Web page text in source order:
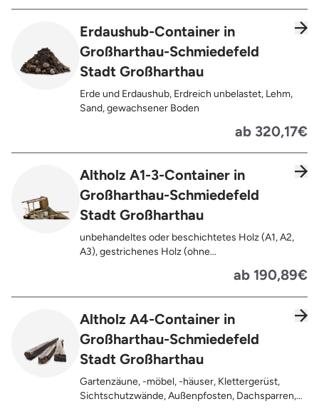
Teppiche, Gardinen, Gipswände/
Türen für den Innenbereich, Restentleerte
Gebinde wie Dosen, Fässer, Eimer,
Sauerkrautplatten, Bauschutt bis max. 5% des
gesamten Containerinhalts
Erdaushub-Container in
Großharthau-Schmiedefeld
Stadt Großharthau
Erde und Erdaushub, Erdreich unbelastet, Lehm,
Sand, gewachsener Boden
ab 320,17€
Altholz A1-3-Container in
Großharthau-Schmiedefeld
Stadt Großharthau
unbehandeltes oder beschichtetes Holz (A1, A2,
A3), gestrichenes Holz (ohne
Oberflächenbehandlung wie Anstrich, Lasur,
Lackierung ), kleine Anhaftungen wie Nägel,
Schrauben oder Scharniere , Möbel und Türen,
Holz (z.B. Paletten, Bauholz),
Holzweichfaserplatten, Holzkisten,
Kabeltrommeln, Holzschnittreste, Leimholzplatten
ab 190,89€
Altholz A4-Container in
Großharthau-Schmiedefeld
Stadt Großharthau
Gartenzäune, -möbel, -häuser, Klettergerüst,
Sichtschutzwände, Außenpfosten, Dachsparren,